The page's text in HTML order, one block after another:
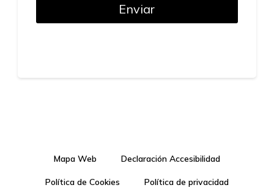
Mapa Web Declaración Accesibilidad
Política de Cookies Política de privacidad